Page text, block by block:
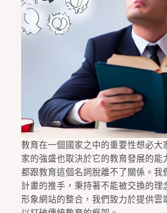
教育在一個國家之中的重要性想必大
家的強盛也取決於它的教育發展的能
都跟教育這個名詞脫離不了關係。我
計畫的推手，秉持著不能被交換的理
形象網站的整合，我們致力於提供雲